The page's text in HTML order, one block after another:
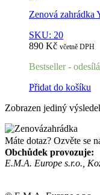
Zenová zahrádka
SKU: 20
890 Kč včetně DPH
Bestseller -
Přidat do košíku
Zobrazen jediný
Máte dotaz? Ozvěte se
Obchůdek provozuje:
E.M.A. Europe s.r.o.,